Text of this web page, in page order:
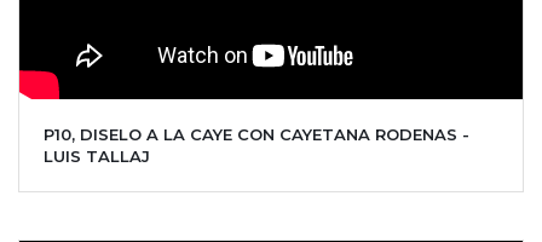
P10, DISELO A LA CAYE CON CAYETANA RODENAS -
LUIS TALLAJ